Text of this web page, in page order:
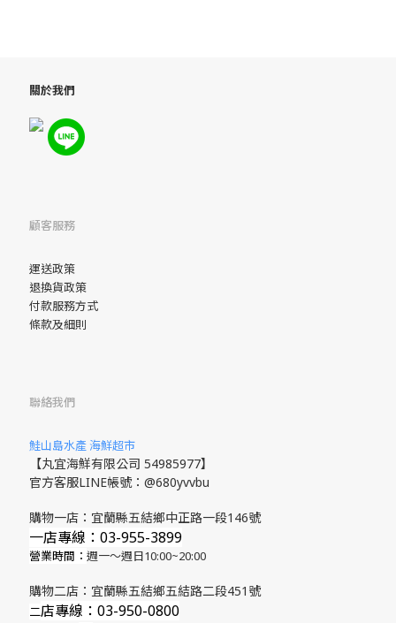
關於我們
顧客服務
運送政策
退換貨政策
付款服務方式
條款及細則
聯絡我們
鮭山島水產 海鮮超市
【丸宜海鮮有限公司 54985977】
官方客服LINE帳號：@680yvvbu
購物一店：宜蘭縣五結鄉中正路一段146號
一店專線：03-955-3899
營業時間： 週一～週日10:00~20:00
購物二店：宜蘭縣五結鄉五結路二段451號
​二店專線 ：03-950-0800